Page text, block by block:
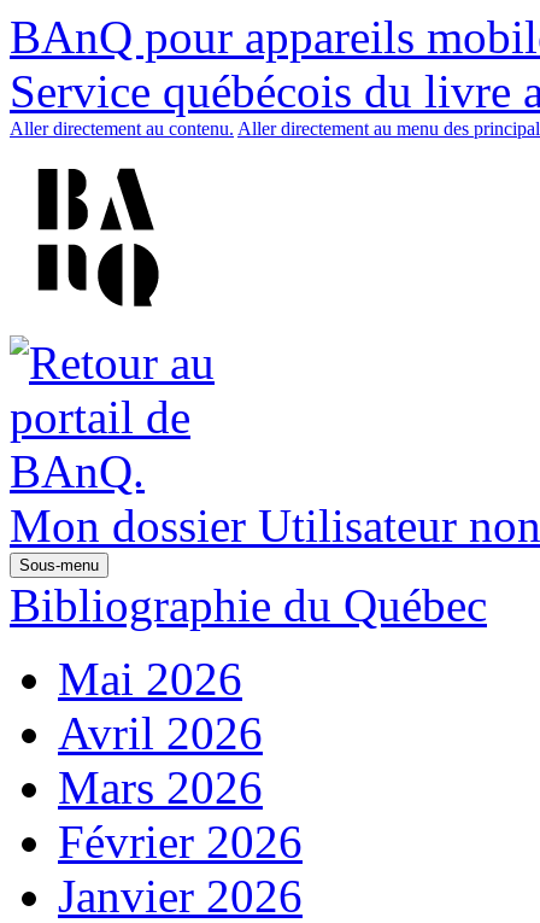
BAnQ pour appareils
Service québécois du livre
Aller directement au contenu. Aller directement au menu des
Mon dossier Utilisateur
Sous-menu
Bibliographie du Québec
Mai 2026
Avril 2026
Mars 2026
Février 2026
Janvier 2026